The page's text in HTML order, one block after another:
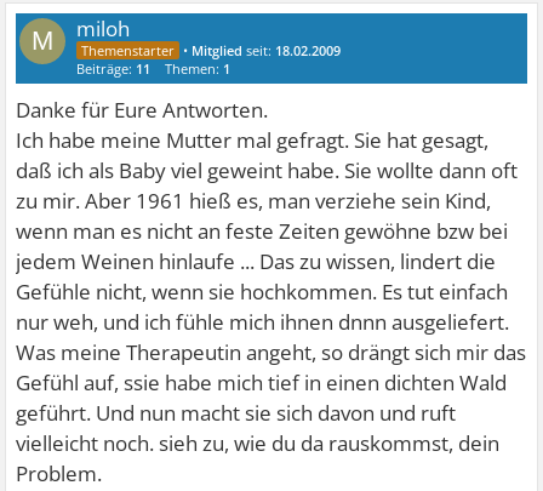
M miloh
• Mitglied seit: 18.02.2009
Beiträge: 11 Themen: 1
Danke für Eure Antworten.
Ich habe meine Mutter mal gefragt. Sie hat gesagt,
daß ich als Baby viel geweint habe. Sie wollte dann oft
zu mir. Aber 1961 hieß es, man verziehe sein Kind,
wenn man es nicht an feste Zeiten gewöhne bzw bei
jedem Weinen hinlaufe ... Das zu wissen, lindert die
Gefühle nicht, wenn sie hochkommen. Es tut einfach
nur weh, und ich fühle mich ihnen dnnn ausgeliefert.
Was meine Therapeutin angeht, so drängt sich mir das
Gefühl auf, ssie habe mich tief in einen dichten Wald
geführt. Und nun macht sie sich davon und ruft
vielleicht noch. sieh zu, wie du da rauskommst, dein
Problem.